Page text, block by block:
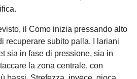
il Como inizia pressando alto
recuperare subito palla. I lariani
sia in fase di pressione, sia in
la zona centrale, con